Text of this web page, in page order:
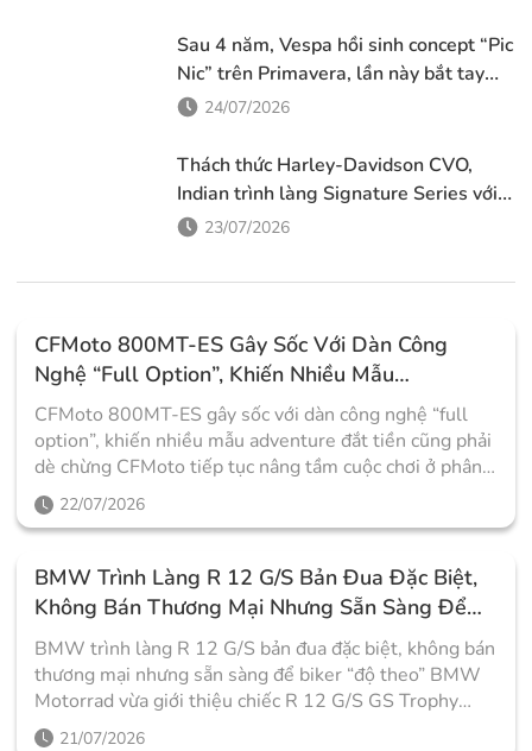
Sau 4 năm, Vespa hồi sinh concept “Pic
Nic” trên Primavera, lần này bắt tay
cùng thương hiệu thời trang Gigi
24/07/2026
Thách thức Harley-Davidson CVO,
Indian trình làng Signature Series với
loạt touring sơn thủ công cực độc
23/07/2026
CFMoto 800MT-ES Gây Sốc Với Dàn Công
Nghệ “full Option”, Khiến Nhiều Mẫu
Adventure Đắt Tiền Cũng Phải Dè Chừng
CFMoto 800MT-ES gây sốc với dàn công nghệ “full
option”, khiến nhiều mẫu adventure đắt tiền cũng phải
dè chừng CFMoto tiếp tục nâng tầm cuộc chơi ở phân
khúc adventure khi công bố loạt trang bị trên 800MT-
ES. Từ hệ thống treo điện tử, radar hỗ trợ lái đến loạt
hình thường chỉ xuất hiện trên các dòng adventure cao
cấp nhưng lại có mức giá dễ tiếp cận hơn rất nhiều. Sau
lần đầu xuất hiện tại triển lãm EICMA 2025, CFMoto
đã chính thức hé lộ đầy đủ gói công nghệ của 800MT-
ES. Đây là phiên bản cao cấp nhất trong gia đình
800MT, hướng đến những biker đam mê touring
đường dài với hàng loạt trang bị hiện đại nhưng vẫn giữ
22/07/2026
BMW Trình Làng R 12 G/S Bản Đua Đặc Biệt,
Không Bán Thương Mại Nhưng Sẵn Sàng Để
Biker "độ Theo"
BMW trình làng R 12 G/S bản đua đặc biệt, không bán
thương mại nhưng sẵn sàng để biker “độ theo” BMW
Motorrad vừa giới thiệu chiếc R 12 G/S GS Trophy
Competition Bike dành riêng cho giải BMW Motorrad
21/07/2026